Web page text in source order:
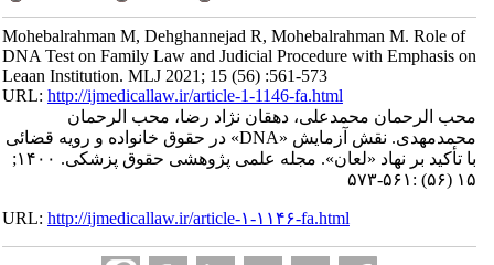
Mohebalrahman M, Dehghannejad R, Mohebalrahman M. Role of
DNA Test on Family Law and Judicial Procedure with Emphasis on
Leaan Institution. MLJ 2021; 15 (56) :561-573
URL:http://ijmedicallaw.ir/article-1-1146-fa.html
محب الرحمان محمدعلی، دهقان نژاد رضا، محب الرحمان
محمدمهدی. نقش آزمایش «DNA» در حقوق خانواده و رویه قضائی
با تأکید بر نهاد «لعان». مجله علمی پژوهشی حقوق پزشکی. ۱۴۰۰;
۱۵ (۵۶) :۵۶۱-۵۷۳
URL:http://ijmedicallaw.ir/article-۱-۱۱۴۶-fa.html